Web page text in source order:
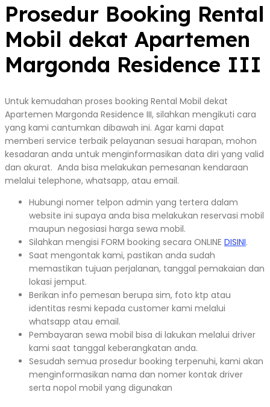
Prosedur Booking Rental
Mobil dekat Apartemen
Margonda Residence III
Untuk kemudahan proses booking Rental Mobil dekat
Apartemen Margonda Residence III, silahkan mengikuti cara
yang kami cantumkan dibawah ini. Agar kami dapat
memberi service terbaik pelayanan sesuai harapan, mohon
kesadaran anda untuk menginformasikan data diri yang valid
dan akurat. Anda bisa melakukan pemesanan kendaraan
melalui telephone, whatsapp, atau email.
Hubungi nomer telpon admin yang tertera dalam
website ini supaya anda bisa melakukan reservasi mobil
maupun negosiasi harga sewa mobil.
Silahkan mengisi FORM booking secara ONLINE DISINI.
Saat mengontak kami, pastikan anda sudah
memastikan tujuan perjalanan, tanggal pemakaian dan
lokasi jemput.
Berikan info pemesan berupa sim, foto ktp atau
identitas resmi kepada customer kami melalui
whatsapp atau email.
Pembayaran sewa mobil bisa di lakukan melalui driver
kami saat tanggal keberangkatan anda.
Sesudah semua prosedur booking terpenuhi, kami akan
menginformasikan nama dan nomer kontak driver
serta nopol mobil yang digunakan